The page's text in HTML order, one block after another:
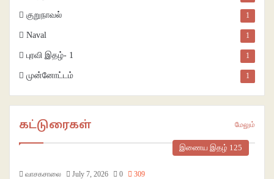
குறுநாவல் 1
Naval 1
புரவி இதழ்- 1 1
முன்னோட்டம் 1
கட்டுரைகள் மேலும்
இணைய இதழ் 125
வாசகசாலை July 7, 2026 0 309